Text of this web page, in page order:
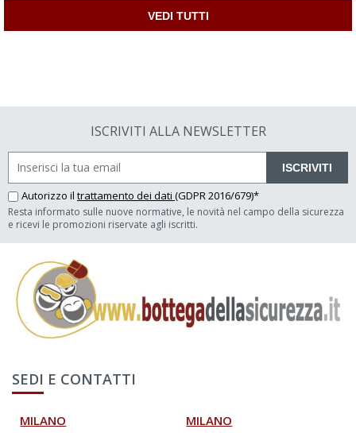
VEDI TUTTI
ISCRIVITI ALLA NEWSLETTER
ISCRIVITI
Autorizzo il trattamento dei dati (GDPR 2016/679)*
Resta informato sulle nuove normative, le novità nel campo della sicurezza
e ricevi le promozioni riservate agli iscritti.
SEDI E CONTATTI
MILANO MILANO